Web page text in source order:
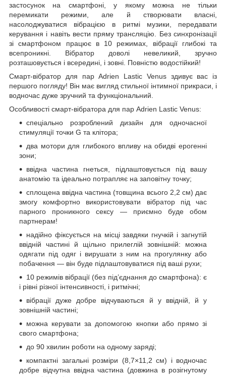
застосунок на смартфоні, у якому можна не тільки
перемикати режими, але й створювати власні,
насолоджуватися вібрацією в ритмі музики, передавати
керування і навіть вести пряму трансляцію. Без синхронізації
зі смартфоном працює в 10 режимах, вібрації глибокі та
всепроникні. Вібратор доволі невеликий, зручно
розташовується і всередині, і зовні. Повністю водостійкий!
Смарт-вібратор для пар Adrien Lastic Venus здивує вас із
першого погляду! Він має вигляд стильної інтимної прикраси, і
водночас дуже зручний та функціональний.
Особливості смарт-вібратора для пар Adrien Lastic Venus:
спеціально розроблений дизайн для одночасної
стимуляції точки G та клітора;
два мотори для глибокого впливу на обидві ерогенні
зони;
ввідна частина гнеться, підлаштовується під вашу
анатомію та ідеально потрапляє на заповітну точку;
сплощена ввідна частина (товщина всього 2,2 см) дає
змогу комфортно використовувати вібратор під час
парного проникного сексу — приємно буде обом
партнерам!
надійно фіксується на місці завдяки гнучкій і загнутій
ввідній частині й щільно прилеглій зовнішній: можна
одягати під одяг і вирушати з ним на прогулянку або
побачення — він буде підлаштовуватися під ваші рухи;
10 режимів вібрації (без під’єднання до смартфона): є
і рівні різної інтенсивності, і ритмічні;
вібрації дуже добре відчуваються й у ввідній, й у
зовнішній частині;
можна керувати за допомогою кнопки або прямо зі
свого смартфона;
до 90 хвилин роботи на одному заряді;
компактні загальні розміри (8,7×11,2 см) і водночас
добре відчутна ввідна частина (довжина в розігнутому